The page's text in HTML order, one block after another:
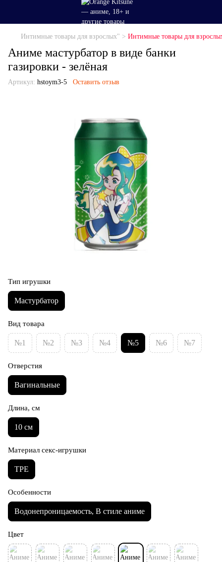
Интимные товары для взрослых" > Интимные товары для
Аниме мастурбатор в виде банки
газировки - зелёная
Артикул: hstoym3-5 Оставить отзыв
Тип игрушки
Мастурбатор
Вид товара
№1 №2 №3 №4 №5 №6 №7
Отверстия
Вагинальные
Длина, см
10 см
Материал секс-игрушки
TPE
Особенности
Водонепроницаемость, В стиле аниме
Цвет